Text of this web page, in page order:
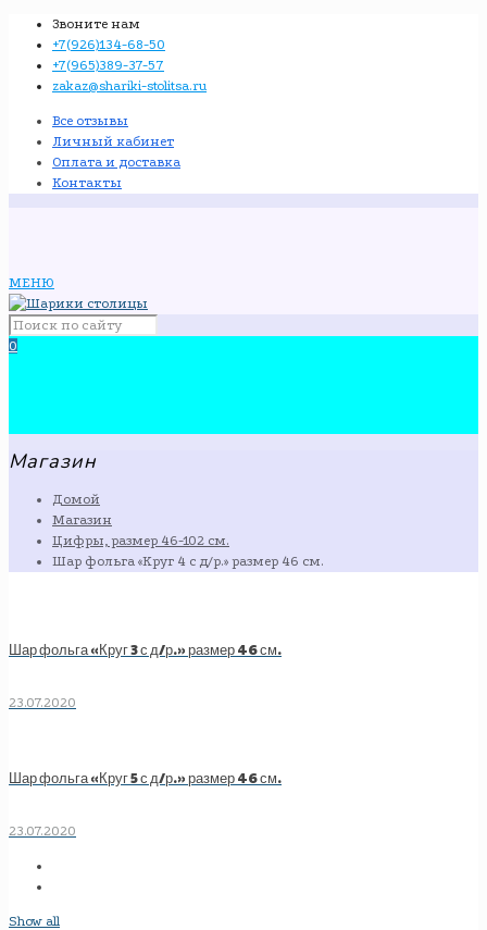
Звоните нам
+7(926)134-68-50
+7(965)389-37-57
zakaz@shariki-stolitsa.ru
Все отзывы
Личный кабинет
Оплата и доставка
Контакты
МЕНЮ
0
Магазин
Домой
Магазин
Цифры, размер 46-102 см.
Шар фольга «Круг 4 с д/р.» размер 46 см.
Шар фольга «Круг 3 с д/р.» размер 46 см.
23.07.2020
Шар фольга «Круг 5 с д/р.» размер 46 см.
23.07.2020
Show all